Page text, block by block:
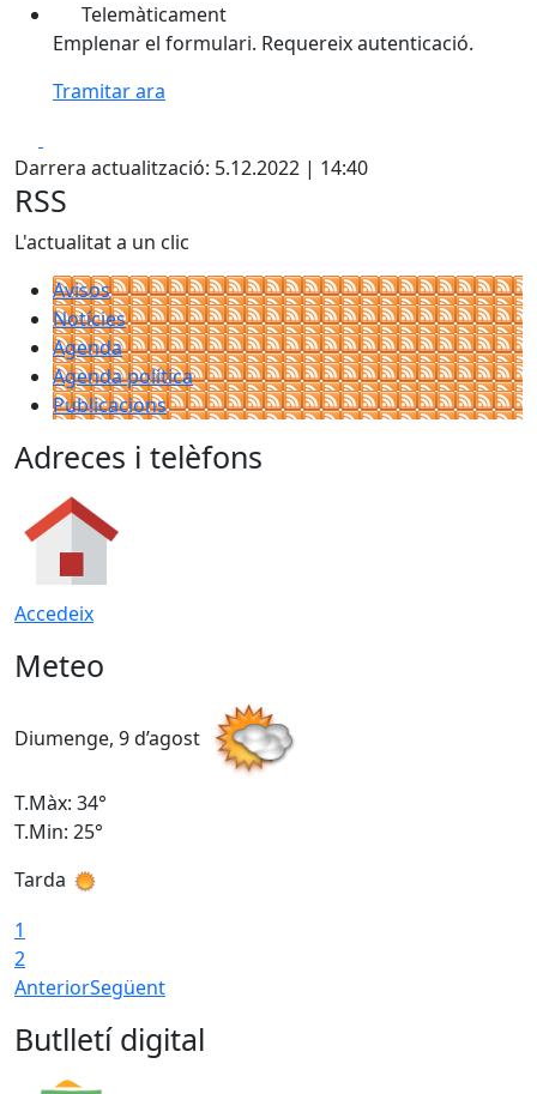
Telemàticament
Emplenar el formulari. Requereix autenticació.
Tramitar ara
Darrera actualització: 5.12.2022 | 14:40
RSS
L'actualitat a un clic
Avisos
Notícies
Agenda
Agenda política
Publicacions
Adreces i telèfons
Accedeix
Meteo
Diumenge, 9 d’agost
T.Màx: 34°
T.Min: 25°
Tarda
1
2
AnteriorSegüent
Butlletí digital